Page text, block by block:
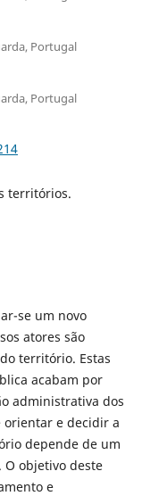
Portugal
Portugal
territórios.
se um novo
atores são
território. Estas
acabam por
administrativa dos
orientar e decidir a
depende de um
O objetivo deste
e